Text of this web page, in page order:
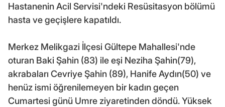
Hastanenin Acil Servisi'ndeki Resüsitasyon bölümü
hasta ve geçişlere kapatıldı.
Merkez Melikgazi İlçesi Gültepe Mahallesi'nde
oturan Baki Şahin (83) ile eşi Neziha Şahin(79),
akrabaları Cevriye Şahin (89), Hanife Aydın(50) ve
henüz ismi öğrenilemeyen bir kadın geçen
Cumartesi günü Umre ziyaretinden döndü. Yüksek